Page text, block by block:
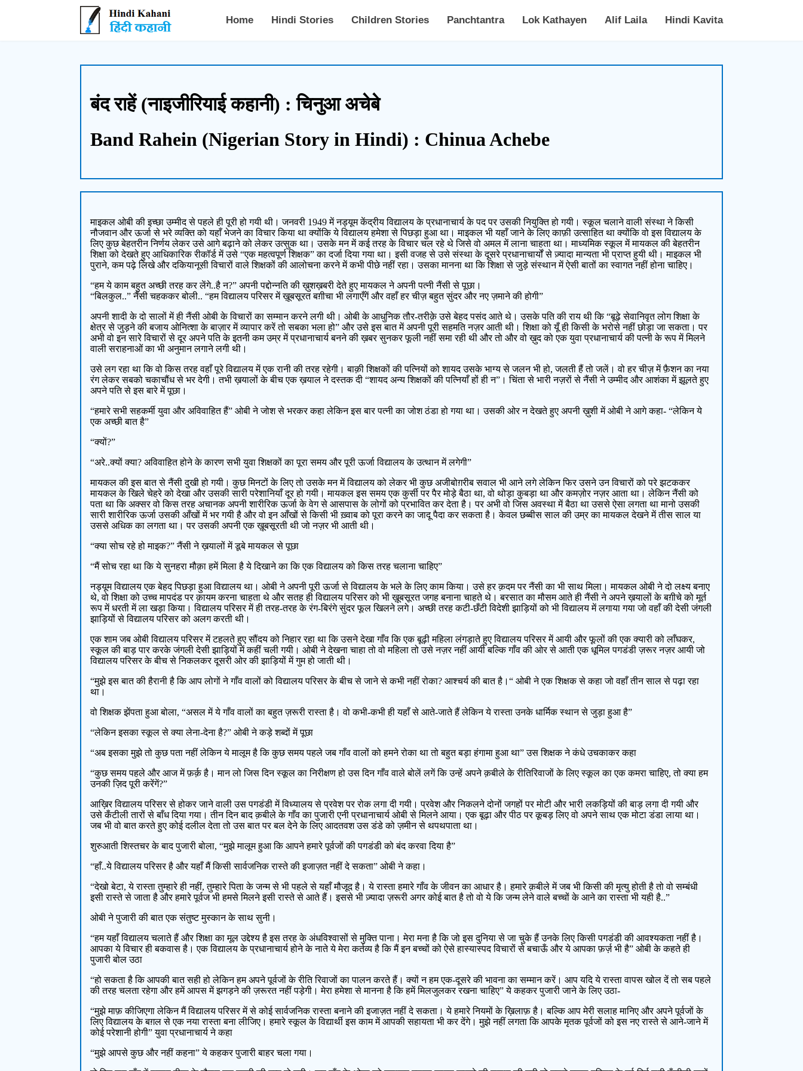
Hindi Kahani - हिंदी कहानी
Home Hindi Stories Children Stories Panchtantra Lok Kathayen Alif Laila Hindi Kavita
बंद राहें (नाइजीरियाई कहानी) : चिनुआ अचेबे
Band Rahein (Nigerian Story in Hindi) : Chinua Achebe
माइकल ओबी की इच्छा उम्मीद से पहले ही पूरी हो गयी थी। जनवरी 1949 में नड्यूम केंद्रीय विद्यालय के प्रधानाचार्य के पद पर उसकी नियुक्ति हो गयी। स्कूल चलाने वाली संस्था ने किसी
नौजवान और ऊर्जा से भरे व्यक्ति को यहाँ भेजने का विचार किया था क्योंकि ये विद्यालय हमेशा से पिछड़ा हुआ था। माइकल भी यहाँ जाने के लिए काफ़ी उत्साहित था क्योंकि वो इस विद्यालय के
लिए कुछ बेहतरीन निर्णय लेकर उसे आगे बढ़ाने को लेकर उत्सुक था। उसके मन में कई तरह के विचार चल रहे थे जिसे वो अमल में लाना चाहता था। माध्यमिक स्कूल में मायकल की बेहतरीन
शिक्षा को देखते हुए आधिकारिक रीकॉर्ड में उसे “एक महत्वपूर्ण शिक्षक” का दर्जा दिया गया था। इसी वजह से उसे संस्था के दूसरे प्रधानाचार्यों से ज़्यादा मान्यता भी प्राप्त हुयी थी। माइकल भी
पुराने, कम पढ़े लिखे और दकियानूसी विचारों वाले शिक्षकों की आलोचना करने में कभी पीछे नहीं रहा। उसका मानना था कि शिक्षा से जुड़े संस्थान में ऐसी बातों का स्वागत नहीं होना चाहिए।
“हम ये काम बहुत अच्छी तरह कर लेंगे..है न?” अपनी पद्दोन्नति की ख़ुशख़बरी देते हुए मायकल ने अपनी पत्नी नैंसी से पूछा।
“बिलकुल..” नैंसी चहककर बोली.. “हम विद्यालय परिसर में ख़ूबसूरत बग़ीचा भी लगाएँगें और वहाँ हर चीज़ बहुत सुंदर और नए ज़माने की होगी”
अपनी शादी के दो सालों में ही नैंसी ओबी के विचारों का सम्मान करने लगी थी। ओबी के आधुनिक तौर-तरीक़े उसे बेहद पसंद आते थे। उसके पति की राय थी कि “बूढ़े सेवानिवृत लोग शिक्षा के
क्षेत्र से जुड़ने की बजाय ओनित्शा के बाज़ार में व्यापार करें तो सबका भला हो” और उसे इस बात में अपनी पूरी सहमति नज़र आती थी। शिक्षा को यूँ ही किसी के भरोसे नहीं छोड़ा जा सकता। पर
अभी वो इन सारे विचारों से दूर अपने पति के इतनी कम उम्र में प्रधानाचार्य बनने की ख़बर सुनकर फूली नहीं समा रही थी और तो और वो ख़ुद को एक युवा प्रधानाचार्य की पत्नी के रूप में मिलने
वाली सराहनाओं का भी अनुमान लगाने लगी थी।
उसे लग रहा था कि वो किस तरह वहाँ पूरे विद्यालय में एक रानी की तरह रहेगी। बाक़ी शिक्षकों की पत्नियों को शायद उसके भाग्य से जलन भी हो, जलती हैं तो जलें। वो हर चीज़ में फ़ैशन का नया
रंग लेकर सबको चकाचौंध से भर देगी। तभी ख़यालों के बीच एक ख़याल ने दस्तक दी “शायद अन्य शिक्षकों की पत्नियाँ हों ही न”। चिंता से भारी नज़रों से नैंसी ने उम्मीद और आशंका में झूलते हुए
अपने पति से इस बारे में पूछा।
“हमारे सभी सहकर्मी युवा और अविवाहित हैं” ओबी ने जोश से भरकर कहा लेकिन इस बार पत्नी का जोश ठंडा हो गया था। उसकी ओर न देखते हुए अपनी ख़ुशी में ओबी ने आगे कहा- “लेकिन ये
एक अच्छी बात है”
“क्यों?”
“अरे..क्यों क्या? अविवाहित होने के कारण सभी युवा शिक्षकों का पूरा समय और पूरी ऊर्जा विद्यालय के उत्थान में लगेगी”
मायकल की इस बात से नैंसी दुखी हो गयी। कुछ मिनटों के लिए तो उसके मन में विद्यालय को लेकर भी कुछ अजीबोग़रीब सवाल भी आने लगे लेकिन फिर उसने उन विचारों को परे झटककर
मायकल के खिले चेहरे को देखा और उसकी सारी परेशानियाँ दूर हो गयी। मायकल इस समय एक कुर्सी पर पैर मोड़े बैठा था, वो थोड़ा कुबड़ा था और कमज़ोर नज़र आता था। लेकिन नैंसी को
पता था कि अक्सर वो किस तरह अचानक अपनी शारीरिक ऊर्जा के वेग से आसपास के लोगों को प्रभावित कर देता है। पर अभी वो जिस अवस्था में बैठा था उससे ऐसा लगता था मानो उसकी
सारी शारीरिक ऊर्जा उसकी आँखों में भर गयी है और वो इन आँखों से किसी भी ख़्वाब को पूरा करने का जादू पैदा कर सकता है। केवल छब्बीस साल की उम्र का मायकल देखने में तीस साल या
उससे अधिक का लगता था। पर उसकी अपनी एक ख़ूबसूरती थी जो नज़र भी आती थी।
“क्या सोच रहे हो माइक?” नैंसी ने ख़यालों में डूबे मायकल से पूछा
“मैं सोच रहा था कि ये सुनहरा मौक़ा हमें मिला है ये दिखाने का कि एक विद्यालय को किस तरह चलाना चाहिए”
नड्यूम विद्यालय एक बेहद पिछड़ा हुआ विद्यालय था। ओबी ने अपनी पूरी ऊर्जा से विद्यालय के भले के लिए काम किया। उसे हर क़दम पर नैंसी का भी साथ मिला। मायकल ओबी ने दो लक्ष्य बनाए
थे, वो शिक्षा को उच्च मापदंड पर क़ायम करना चाहता थे और सतह ही विद्यालय परिसर को भी ख़ूबसूरत जगह बनाना चाहते थे। बरसात का मौसम आते ही नैंसी ने अपने ख़यालों के बग़ीचे को मूर्त
रूप में धरती में ला खड़ा किया। विद्यालय परिसर में ही तरह-तरह के रंग-बिरंगे सुंदर फूल खिलने लगे। अच्छी तरह कटी-छँटी विदेशी झाड़ियों को भी विद्यालय में लगाया गया जो वहाँ की देसी जंगली
झाड़ियों से विद्यालय परिसर को अलग करती थी।
एक शाम जब ओबी विद्यालय परिसर में टहलते हुए सौंदय को निहार रहा था कि उसने देखा गाँव कि एक बूढ़ी महिला लंगड़ाते हुए विद्यालय परिसर में आयी और फूलों की एक क्यारी को लाँघकर,
स्कूल की बाड़ पार करके जंगली देसी झाड़ियों में कहीं चली गयी। ओबी ने देखना चाहा तो वो महिला तो उसे नज़र नहीं आयी बल्कि गाँव की ओर से आती एक धूमिल पगडंडी ज़रूर नज़र आयी जो
विद्यालय परिसर के बीच से निकलकर दूसरी ओर की झाड़ियों में गुम हो जाती थी।
“मुझे इस बात की हैरानी है कि आप लोगों ने गाँव वालों को विद्यालय परिसर के बीच से जाने से कभी नहीं रोका? आश्चर्य की बात है।“ ओबी ने एक शिक्षक से कहा जो वहाँ तीन साल से पढ़ा रहा
था।
वो शिक्षक झेंपता हुआ बोला, “असल में ये गाँव वालों का बहुत ज़रूरी रास्ता है। वो कभी-कभी ही यहाँ से आते-जाते हैं लेकिन ये रास्ता उनके धार्मिक स्थान से जुड़ा हुआ है”
“लेकिन इसका स्कूल से क्या लेना-देना है?” ओबी ने कड़े शब्दों में पूछा
“अब इसका मुझे तो कुछ पता नहीं लेकिन ये मालूम है कि कुछ समय पहले जब गाँव वालों को हमने रोका था तो बहुत बड़ा हंगामा हुआ था” उस शिक्षक ने कंधे उचकाकर कहा
“कुछ समय पहले और आज में फ़र्क़ है। मान लो जिस दिन स्कूल का निरीक्षण हो उस दिन गाँव वाले बोलें लगें कि उन्हें अपने क़बीले के रीतिरिवाजों के लिए स्कूल का एक कमरा चाहिए, तो क्या हम
उनकी ज़िद पूरी करेंगें?”
आख़िर विद्यालय परिसर से होकर जाने वाली उस पगडंडी में विध्यालय से प्रवेश पर रोक लगा दी गयी। प्रवेश और निकलने दोनों जगहों पर मोटी और भारी लकड़ियों की बाड़ लगा दी गयी और
उसे कँटीली तारों से बाँध दिया गया। तीन दिन बाद क़बीले के गाँव का पुजारी एनी प्रधानाचार्य ओबी से मिलने आया। एक बूढ़ा और पीठ पर कूबड़ लिए वो अपने साथ एक मोटा डंडा लाया था।
जब भी वो बात करते हुए कोई दलील देता तो उस बात पर बल देने के लिए आदतवश उस डंडे को ज़मीन से थपथपाता था।
शुरुआती शिस्तचर के बाद पुजारी बोला, “मुझे मालूम हुआ कि आपने हमारे पूर्वजों की पगडंडी को बंद करवा दिया है”
“हाँ..ये विद्यालय परिसर है और यहाँ मैं किसी सार्वजनिक रास्ते की इजाज़त नहीं दे सकता” ओबी ने कहा।
“देखो बेटा, ये रास्ता तुम्हारे ही नहीं, तुम्हारे पिता के जन्म से भी पहले से यहाँ मौजूद है। ये रास्ता हमारे गाँव के जीवन का आधार है। हमारे क़बीले में जब भी किसी की मृत्यु होती है तो वो सम्बंधी
इसी रास्ते से जाता है और हमारे पूर्वज भी हमसे मिलने इसी रास्ते से आते हैं। इससे भी ज़्यादा ज़रूरी अगर कोई बात है तो वो ये कि जन्म लेने वाले बच्चों के आने का रास्ता भी यही है..”
ओबी ने पुजारी की बात एक संतुष्ट मुस्कान के साथ सुनी।
“हम यहाँ विद्यालय चलाते हैं और शिक्षा का मूल उद्देश्य है इस तरह के अंधविश्वासों से मुक्ति पाना। मेरा मना है कि जो इस दुनिया से जा चुके हैं उनके लिए किसी पगडंडी की आवश्यकता नहीं है।
आपका ये विचार ही बकवास है। एक विद्यालय के प्रधानाचार्य होने के नाते ये मेरा कर्तव्य है कि मैं इन बच्चों को ऐसे हास्यास्पद विचारों से बचाऊँ और ये आपका फ़र्ज़ भी है” ओबी के कहते ही
पुजारी बोल उठा
“हो सकता है कि आपकी बात सही हो लेकिन हम अपने पूर्वजों के रीति रिवाजों का पालन करते हैं। क्यों न हम एक-दूसरे की भावना का सम्मान करें। आप यदि ये रास्ता वापस खोल दें तो सब पहले
की तरह चलता रहेगा और हमें आपस में झगड़ने की ज़रूरत नहीं पड़ेगी। मेरा हमेशा से मानना है कि हमें मिलजुलकर रखना चाहिए” ये कहकर पुजारी जाने के लिए उठा-
“मुझे माफ़ कीजिएगा लेकिन मैं विद्यालय परिसर में से कोई सार्वजनिक रास्ता बनाने की इजाज़त नहीं दे सकता। ये हमारे नियमों के ख़िलाफ़ है। बल्कि आप मेरी सलाह मानिए और अपने पूर्वजों के
लिए विद्यालय के बग़ल से एक नया रास्ता बना लीजिए। हमारे स्कूल के विद्यार्थी इस काम में आपकी सहायता भी कर देंगे। मुझे नहीं लगता कि आपके मृतक पूर्वजों को इस नए रास्ते से आने-जाने में
कोई परेशानी होगी” युवा प्रधानाचार्य ने कहा
“मुझे आपसे कुछ और नहीं कहना” ये कहकर पुजारी बाहर चला गया।